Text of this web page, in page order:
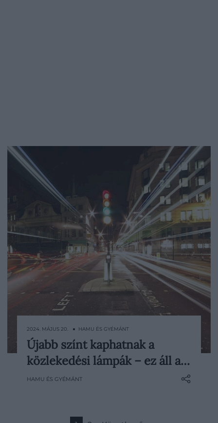
Több kutató szerint érdemes lehet
átgondolni a közeljövőben, hogy a már
megszokott piros-sárga-zöld mellé egy
változtatás igénye az önvezető autók
2024. MÁJUS 20. ● HAMU ÉS GYÉMÁNT
Újabb színt kaphatnak a
közlekedési lámpák – ez áll a…
HAMU ÉS GYÉMÁNT